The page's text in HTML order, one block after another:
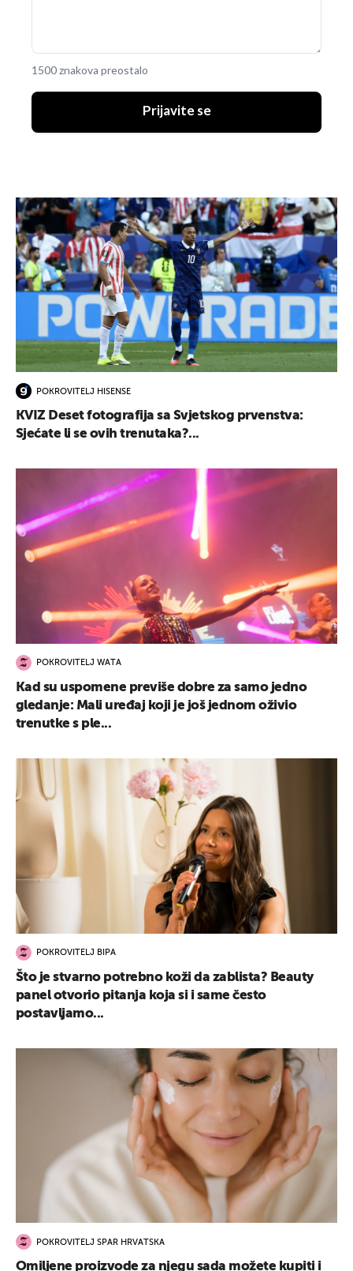
1500 znakova preostalo
Prijavite se
POKROVITELJ HISENSE
KVIZ Deset fotografija sa Svjetskog prvenstva:
Sjećate li se ovih trenutaka?...
POKROVITELJ WATA
Kad su uspomene previše dobre za samo jedno
gledanje: Mali uređaj koji je još jednom oživio
trenutke s ple...
POKROVITELJ BIPA
Što je stvarno potrebno koži da zablista? Beauty
panel otvorio pitanja koja si i same često
postavljamo...
POKROVITELJ SPAR HRVATSKA
Omiljene proizvode za njegu sada možete kupiti i